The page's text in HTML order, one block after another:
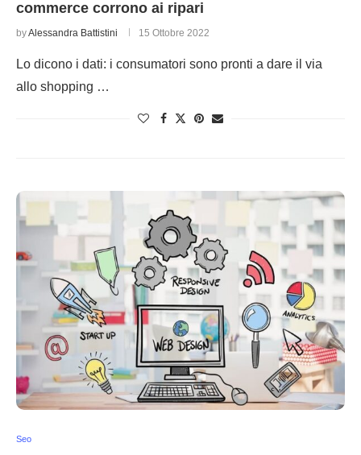
commerce corrono ai ripari
byAlessandra Battistini 15 Ottobre 2022
Lo dicono i dati: i consumatori sono pronti a dare il via
allo shopping …
Seo